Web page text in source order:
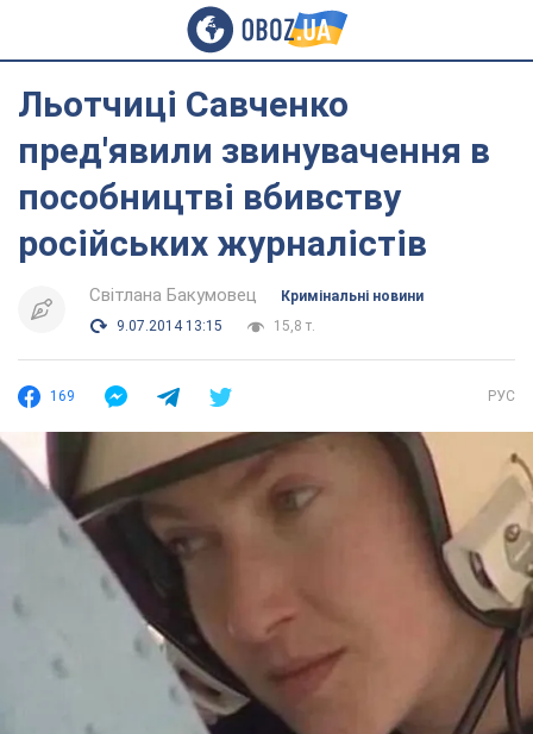
Льотчиці Савченко
пред'явили звинувачення в
пособництві вбивству
російських журналістів
Світлана Бакумовец
Кримінальні новини
9.07.2014 13:15
15,8 т.
169 РУС